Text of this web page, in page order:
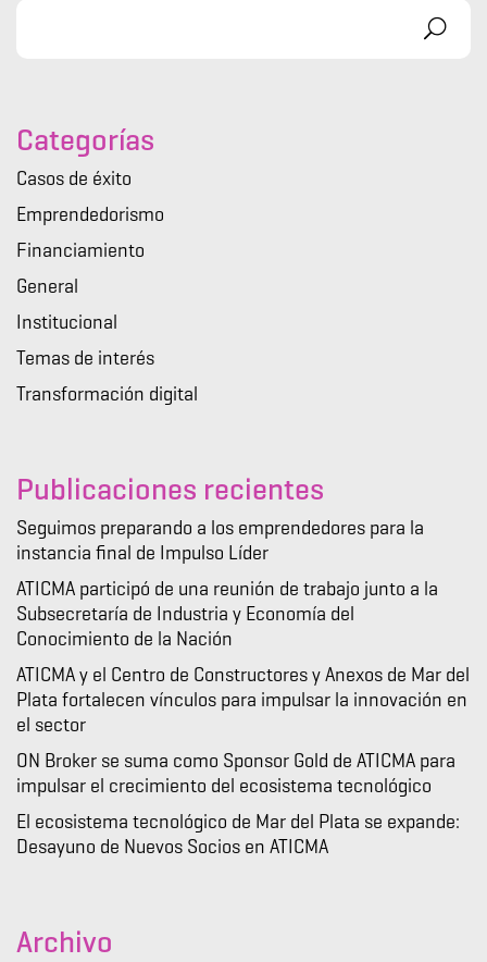
Categorías
Casos de éxito
Emprendedorismo
Financiamiento
General
Institucional
Temas de interés
Transformación digital
Publicaciones recientes
Seguimos preparando a los emprendedores para la
instancia final de Impulso Líder
ATICMA participó de una reunión de trabajo junto a la
Subsecretaría de Industria y Economía del
Conocimiento de la Nación
ATICMA y el Centro de Constructores y Anexos de Mar del
Plata fortalecen vínculos para impulsar la innovación en
el sector
ON Broker se suma como Sponsor Gold de ATICMA para
impulsar el crecimiento del ecosistema tecnológico
El ecosistema tecnológico de Mar del Plata se expande:
Desayuno de Nuevos Socios en ATICMA
Archivo